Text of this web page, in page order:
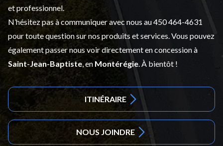
et professionnel.
N’hésitez pas à communiquer avec nous au450 464-4631
pour toute question sur nos produits et services. Vous pouvez
également passer nous voir directement en concession à
Saint-Jean-Baptiste , en Montérégie . À bientôt !
ITINÉRAIRE
NOUS JOINDRE